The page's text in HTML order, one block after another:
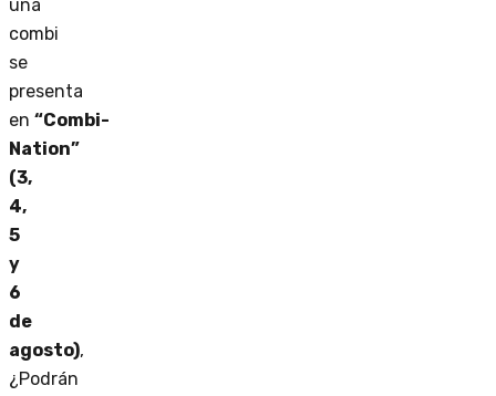
una
combi
se
presenta
en “Combi-
Nation”
(3,
4,
5
y
6
de
agosto),
¿Podrán